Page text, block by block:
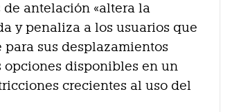
antelación «altera la
y penaliza a los usuarios que
sus desplazamientos
disponibles en un
crecientes al uso del